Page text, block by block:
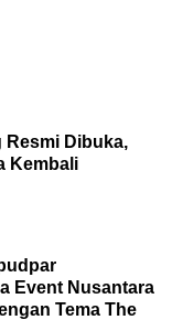
Resmi Dibuka,
Kembali
Event Nusantara
Tema The